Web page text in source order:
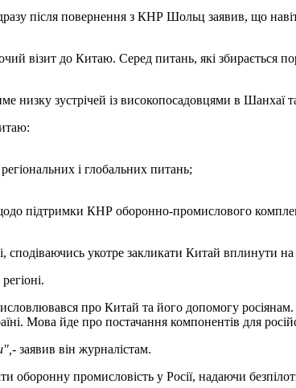
після повернення з КНР Шольц заявив, що
візит до Китаю. Серед питань, які збирається
зустрічей із високопосадовцями в Шанхаї
і глобальних питань;
підтримки КНР оборонно-промислового
укотре закликати Китай вплинути на
про Китай та його допомогу росіянам.
Мова йде про постачання компонентів для
- заявив він журналістам.
промисловість у Росії, надаючи